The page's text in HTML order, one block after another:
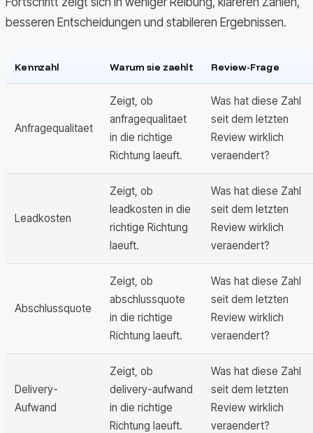
besseren Entscheidungen und stabileren Ergebnissen.
Kennzahl Warum sie zaehlt Review-Frage
Anfragequalitaet
Zeigt, ob
anfragequalitaet
in die richtige
Richtung laeuft.
Was hat diese Zahl
seit dem letzten
Review wirklich
veraendert?
Leadkosten
Zeigt, ob
leadkosten in die
richtige Richtung
laeuft.
Was hat diese Zahl
seit dem letzten
Review wirklich
veraendert?
Abschlussquote
Zeigt, ob
abschlussquote
in die richtige
Richtung laeuft.
Was hat diese Zahl
seit dem letzten
Review wirklich
veraendert?
Delivery-
Aufwand
Zeigt, ob
delivery-aufwand
in die richtige
Richtung laeuft.
Was hat diese Zahl
seit dem letzten
Review wirklich
veraendert?